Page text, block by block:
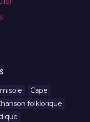
Cape
folklorique